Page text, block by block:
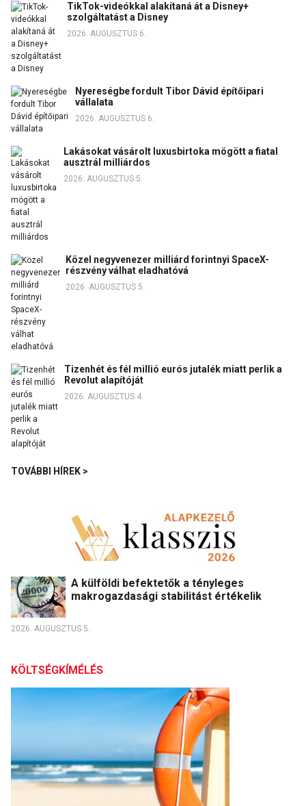
TikTok-videókkal alakítaná át a Disney+
szolgáltatást a Disney
2026. AUGUSZTUS 6.
Nyereségbe fordult Tibor Dávid építőipari
vállalata
2026. AUGUSZTUS 6.
Lakásokat vásárolt luxusbirtoka mögött a fiatal
ausztrál milliárdos
2026. AUGUSZTUS 5.
Közel negyvenezer milliárd forintnyi SpaceX-
részvény válhat eladhatóvá
2026. AUGUSZTUS 5.
Tizenhét és fél millió eurós jutalék miatt perlik a
Revolut alapítóját
2026. AUGUSZTUS 4.
TOVÁBBI HÍREK >
A külföldi befektetők a tényleges
makrogazdasági stabilitást értékelik
2026. AUGUSZTUS 5.
KÖLTSÉGKÍMÉLÉS